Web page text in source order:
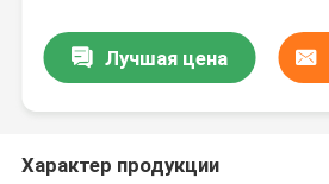
Лучшая цена
Характер продукции